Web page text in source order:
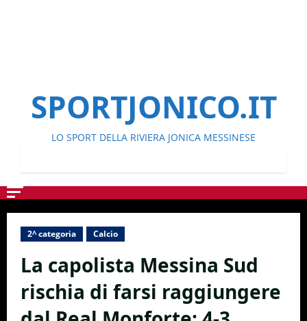
SPORTJONICO.IT
LO SPORT DELLA RIVIERA JONICA MESSINESE
2^ categoria Calcio
La capolista Messina Sud
rischia di farsi raggiungere